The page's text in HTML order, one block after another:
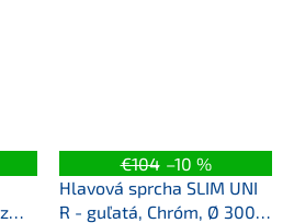
€104 –10 %
Hlavová sprcha SLIM UNI
R - guľatá, Chróm, Ø 300